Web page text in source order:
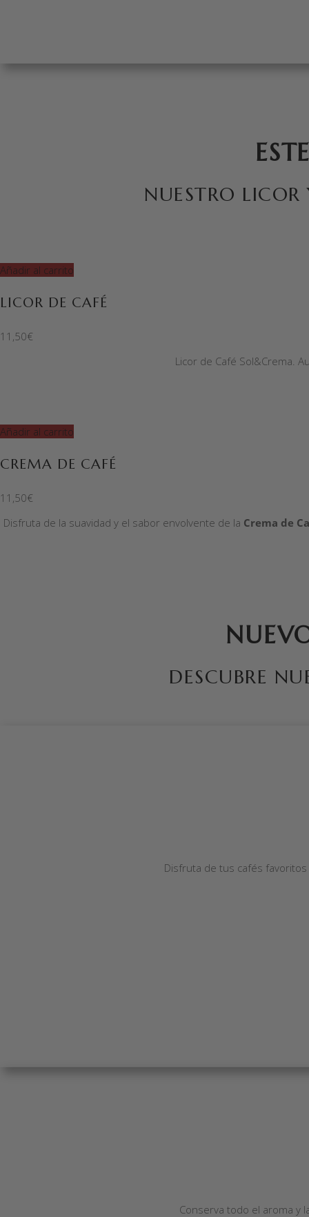
NUESTRO
Añadir al carrito
LICOR DE CAFÉ
11,50€
Licor de Café Sol&Crema.
Añadir al carrito
CREMA DE CAFÉ
11,50€
Disfruta de la suavidad y el sabor envolvente de la Crema de
DESCUBRE
Disfruta de tus cafés
Conserva todo el aroma y